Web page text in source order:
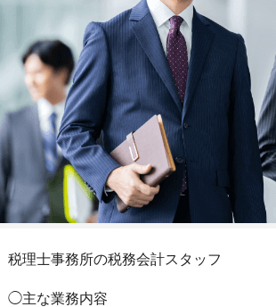
税理士事務所の税務会計スタッフ
◯主な業務内容